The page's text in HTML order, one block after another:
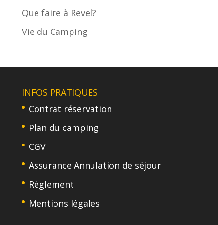
Que faire à Revel?
Vie du Camping
INFOS PRATIQUES
Contrat réservation
Plan du camping
CGV
Assurance Annulation de séjour
Règlement
Mentions légales